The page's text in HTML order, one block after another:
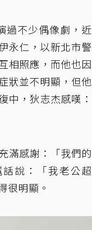
過不少偶像劇，近
永仁，以新北市警
相照應，而他也因
狀並不明顯，但他
中，狄志杰感嘆：
滿感謝：「我們的
說：「我老公超
很明顯。